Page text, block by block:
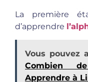
La première
d’apprendre
Vous pouvez
Combien
Apprendre à